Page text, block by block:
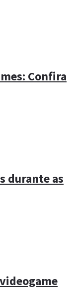
de
Confira
durante as